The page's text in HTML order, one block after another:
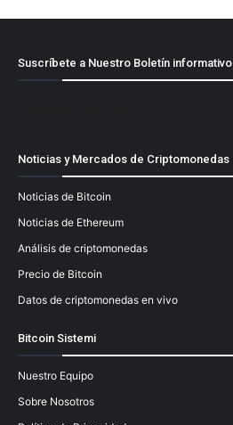
Suscríbete a Nuestro Boletín informativo
Noticias y Mercados de Criptomonedas
Noticias de Bitcoin
Noticias de Ethereum
Análisis de criptomonedas
Precio de Bitcoin
Datos de criptomonedas en vivo
Bitcoin Sistemi
Nuestro Equipo
Sobre Nosotros